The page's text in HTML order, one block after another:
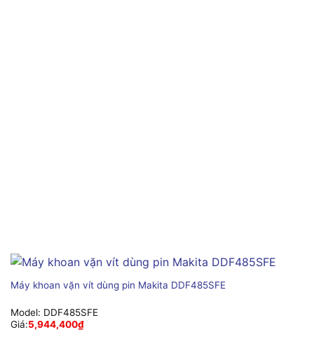
Máy khoan vặn vít dùng pin Makita DDF485SFE
Model: DDF485SFE
Giá:5,944,400₫